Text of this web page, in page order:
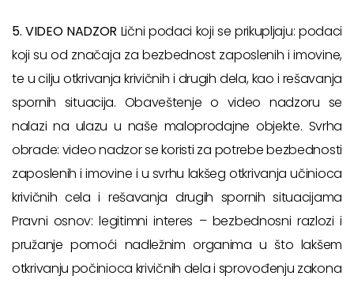
5. VIDEO NADZOR Lični podaci koji se prikupljaju: podaci
koji su od značaja za bezbednost zaposlenih i imovine,
te u cilju otkrivanja krivičnih i drugih dela, kao i rešavanja
spornih situacija. Obaveštenje o video nadzoru se
nalazi na ulazu u naše maloprodajne objekte. Svrha
obrade: video nadzor se koristi za potrebe bezbednosti
zaposlenih i imovine i u svrhu lakšeg otkrivanja učinioca
krivičnih cela i rešavanja drugih spornih situacijama
Pravni osnov: legitimni interes – bezbednosni razlozi i
pružanje pomoći nadležnim organima u što lakšem
otkrivanju počinioca krivičnih dela i sprovođenju zakona